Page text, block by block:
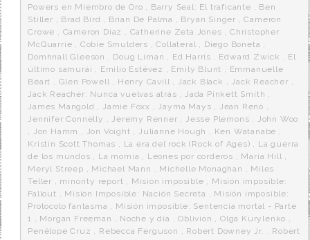
Powers en Miembro de Oro , Barry Seal: El traficante , Ben
Stiller , Brad Bird , Brian De Palma , Bryan Singer ,Cameron
Crowe , Cameron Diaz , Catherine Zeta Jones ,Christopher
McQuarrie , Cobie Smulders ,Collateral , Diego Boneta ,
Domhnall Gleeson , Doug Liman , Ed Harris , Edward Zwick , El
último samurái , Emilio Estévez , Emily Blunt , Emmanuelle
Béart , Glen Powell , Henry Cavill , Jack Black ,Jack Reacher ,
Jack Reacher: Nunca vuelvas atrás ,Jada Pinkett Smith ,
James Mangold ,Jamie Foxx ,Jayma Mays , Jean Reno ,
Jennifer Connelly ,Jeremy Renner ,Jesse Plemons , John Woo
, Jon Hamm , Jon Voight ,Julianne Hough , Ken Watanabe ,
Kristin Scott Thomas , La era del rock (Rock of Ages) , La guerra
de los mundos , La momia , Leones por corderos , Maria Hill ,
Meryl Streep , Michael Mann , Michelle Monaghan , Miles
Teller , minority report , Misión imposible , Misión imposible:
Fallout , Misión Imposible: Nación Secreta , Misión imposible:
Protocolo fantasma , Misión imposible: Sentencia mortal - Parte
1 , Morgan Freeman , Noche y día ,Oblivion ,Olga Kurylenko ,
Penélope Cruz , Rebecca Ferguson , Robert Downey Jr. , Robert